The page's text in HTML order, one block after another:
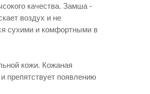
качества. Замша -
воздух и не
сухими и комфортными в
кожи. Кожаная
препятствует появлению